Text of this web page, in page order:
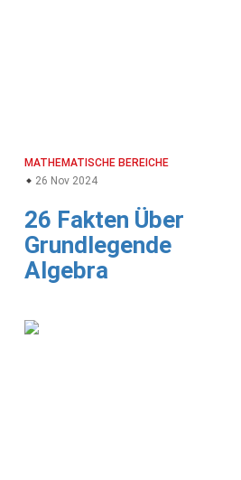
MATHEMATISCHE BEREICHE
26 Nov 2024
26 Fakten Über
Grundlegende
Algebra